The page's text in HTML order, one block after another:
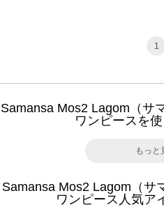
1
Samansa Mos2 Lagom（サ
ワンピースを
もっと
Samansa Mos2 Lagom（サ
ワンピース人気ア